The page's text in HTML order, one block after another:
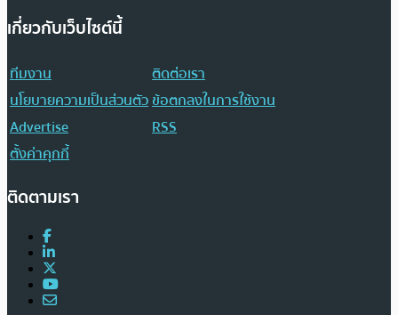
เกี่ยวกับเว็บไซต์นี้
ทีมงาน
ติดต่อเรา
นโยบายความเป็นส่วนตัวข้อตกลงในการใช้งาน
Advertise
RSS
ตั้งค่าคุกกี้
ติดตามเรา